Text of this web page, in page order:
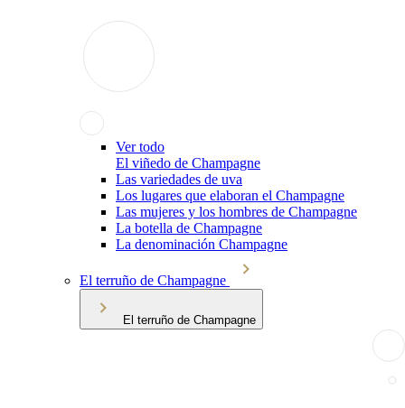
Ver todo
El viñedo de Champagne
Las variedades de uva
Los lugares que elaboran el Champagne
Las mujeres y los hombres de Champagne
La botella de Champagne
La denominación Champagne
El terruño de Champagne
El terruño de Champagne